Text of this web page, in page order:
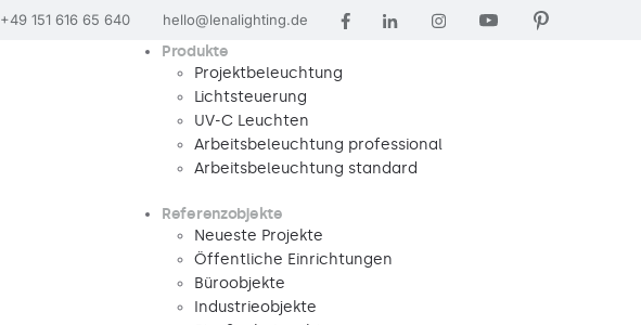
+49 151 616 65 640 hello@lenalighting.de
Produkte
Projektbeleuchtung
Lichtsteuerung
UV-C Leuchten
Arbeitsbeleuchtung professional
Arbeitsbeleuchtung standard
Referenzobjekte
Neueste Projekte
Öffentliche Einrichtungen
Büroobjekte
Industrieobjekte